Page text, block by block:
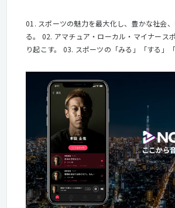
01. スポーツの魅力を最大化し、豊かな社会
る。 02. アマチュア・ローカル・マイナース
り起こす。 03. スポーツの「みる」「する」